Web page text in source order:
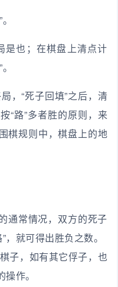
是也；在棋盘上清点计
，“死子回填”之后，清
“路”多者胜的原则，来
棋规则中，棋盘上的地
通常情况，双方的死子
就可得出胜负之数。
子，如有其它俘子，也
作。